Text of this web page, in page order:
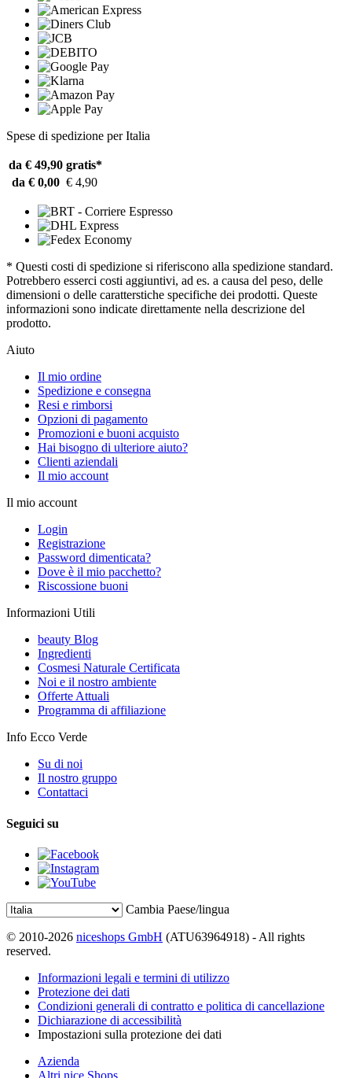
Spese di spedizione per Italia
da € 49,90 gratis*
da € 0,00 € 4,90
* Questi costi di spedizione si riferiscono alla spedizione standard.
Potrebbero esserci costi aggiuntivi, ad es. a causa del peso, delle
dimensioni o delle caratterstiche specifiche dei prodotti. Queste
informazioni sono indicate direttamente nella descrizione del
prodotto.
Aiuto
Il mio ordine
Spedizione e consegna
Resi e rimborsi
Opzioni di pagamento
Promozioni e buoni acquisto
Hai bisogno di ulteriore aiuto?
Clienti aziendali
Il mio account
Il mio account
Login
Registrazione
Password dimenticata?
Dove è il mio pacchetto?
Riscossione buoni
Informazioni Utili
beauty Blog
Ingredienti
Cosmesi Naturale Certificata
Noi e il nostro ambiente
Offerte Attuali
Programma di affiliazione
Info Ecco Verde
Su di noi
Il nostro gruppo
Contattaci
Seguici su
Cambia Paese/lingua
© 2010-2026 niceshops GmbH (ATU63964918) - All rights
reserved.
Informazioni legali e termini di utilizzo
Protezione dei dati
Condizioni generali di contratto e politica di cancellazione
Dichiarazione di accessibilità
Impostazioni sulla protezione dei dati
Azienda
Altri nice Shops